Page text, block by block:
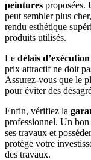
peintures proposées.
peut sembler plus
rendu esthétique
produits utilisés.
Le délais d’exécution
prix attractif ne doit
Assurez-vous que le
pour éviter des
Enfin, vérifiez la
professionnel. Un
ses travaux et
protège votre
des travaux.